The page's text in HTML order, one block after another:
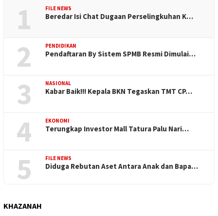
1 FILE NEWS
Beredar Isi Chat Dugaan Perselingkuhan K…
2 PENDIDIKAN
Pendaftaran By Sistem SPMB Resmi Dimulai…
3 NASIONAL
Kabar Baik!!! Kepala BKN Tegaskan TMT CP…
4 EKONOMI
Terungkap Investor Mall Tatura Palu Nari…
5 FILE NEWS
Diduga Rebutan Aset Antara Anak dan Bapa…
KHAZANAH